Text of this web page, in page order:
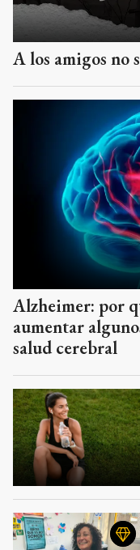
A los amigos no
Alzheimer: por
aumentar
salud cerebral